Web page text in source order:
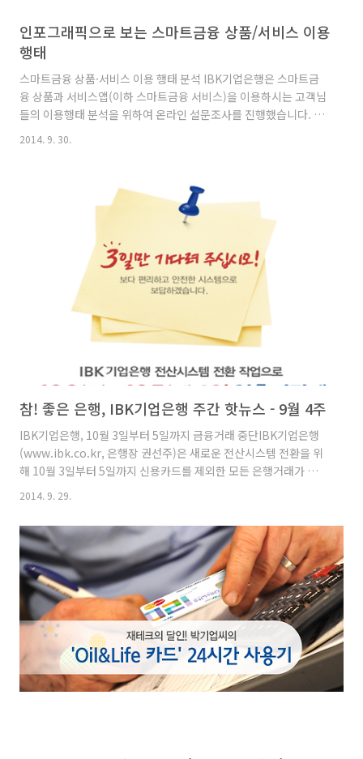
인포그래픽으로 보는 스마트금융 상품/서비스 이용
행태
스마트금융 상품·서비스 이용 행태 분석 IBK기업은행은 스마트금
융 상품과 서비스앱(이하 스마트금융 서비스)을 이용하시는 고객님
들의 이용행태 분석을 위하여 온라인 설문조사를 진행했습니다. 스
마트금융 서비스 이용 목적, 이용 시 고려하는 요소, 서비스 이용 빈
비스를 이용하실 수 있도록 개선해 나갈 예정입니다. 그럼, 스마트
금융 상품·서비스를 이용하시는 고객님들의 의견을 들어볼까요?
Q.1 스마트기기(스마트폰, 태블릿PC 등)에서 금융 서비스를 이용
하는 이유는 무엇인가요? ※ 중복응답 : 참여자 100명이 2개의 문
항을 선택함 스마트기기에서 금융 서비스를 이용하는 이유로 대부
2014. 9. 30.
참! 좋은 은행, IBK기업은행 주간 핫뉴스 - 9월 4주
IBK기업은행, 10월 3일부터 5일까지 금융거래 중단IBK기업은행
(www.ibk.co.kr, 은행장 권선주)은 새로운 전산시스템 전환을 위
해 10월 3일부터 5일까지 신용카드를 제외한 모든 은행거래가 일
시적으로 중단된다고 21일(일) 밝혔다.이에 따라 기업은행 고객은
빙킹 등 전자금융, 체크카드 이용 등 모든 금융거래를 이용할 수 없
게 된다. 다만, 신용카드는 정상적으로 이용할 수 있으며, 중단된 업
무는 6일부터 재개된다.포스트차세대시스템은 급변하는 금융IT환
경에 유연하게 대응하고 고객에게 보다 안전한 금융서비스를 제공
하기 위해 구축된 한 단계 업그레이드된 전산시스템이다.기업은행
관계자는 “연휴기간 동안 송금을 보내거나 받을 수 없으므로 ..
2014. 9. 29.